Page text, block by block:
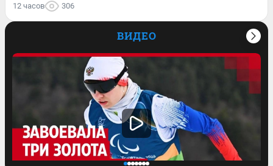
12 часов 306
ВИДЕО